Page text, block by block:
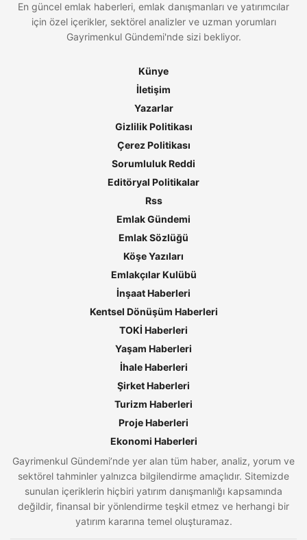
En güncel emlak haberleri, emlak danışmanları ve yatırımcılar
için özel içerikler, sektörel analizler ve uzman yorumları
Gayrimenkul Gündemi'nde sizi bekliyor.
Künye
İletişim
Yazarlar
Gizlilik Politikası
Çerez Politikası
Sorumluluk Reddi
Editöryal Politikalar
Rss
Emlak Gündemi
Emlak Sözlüğü
Köşe Yazıları
Emlakçılar Kulübü
İnşaat Haberleri
Kentsel Dönüşüm Haberleri
TOKİ Haberleri
Yaşam Haberleri
İhale Haberleri
Şirket Haberleri
Turizm Haberleri
Proje Haberleri
Ekonomi Haberleri
Gayrimenkul Gündemi’nde yer alan tüm haber, analiz, yorum ve
sektörel tahminler yalnızca bilgilendirme amaçlıdır. Sitemizde
sunulan içeriklerin hiçbiri yatırım danışmanlığı kapsamında
değildir, finansal bir yönlendirme teşkil etmez ve herhangi bir
yatırım kararına temel oluşturamaz.